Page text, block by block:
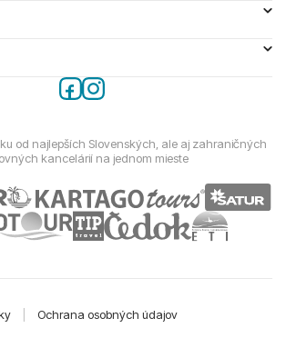
od najlepších Slovenských, ale aj zahraničných
kancelárií na jednom mieste
Ochrana osobných údajov